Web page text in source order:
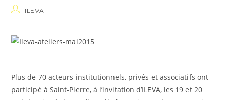
ILEVA
Plus de 70 acteurs institutionnels, privés et associatifs ont
participé à Saint-Pierre, à l’invitation d’ILEVA, les 19 et 20